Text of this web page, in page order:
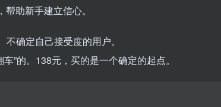
帮助新手建立信心。
确定自己接受度的用户。
”的。138元，买的是一个确定的起点。